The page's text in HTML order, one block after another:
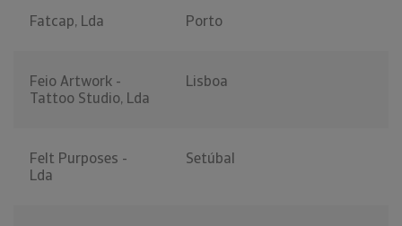
Fatcap, Lda Porto
Feio Artwork -
Tattoo Studio, Lda
Lisboa
Felt Purposes -
Lda
Setúbal